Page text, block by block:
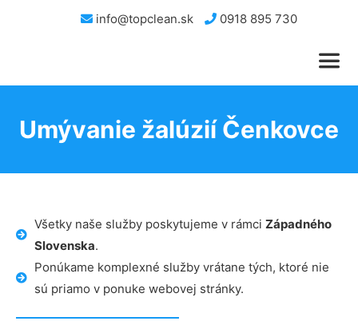
info@topclean.sk 0918 895 730
Umývanie žalúzií Čenkovce
Všetky naše služby poskytujeme v rámci Západného
Slovenska.
Ponúkame komplexné služby vrátane tých, ktoré nie
sú priamo v ponuke webovej stránky.